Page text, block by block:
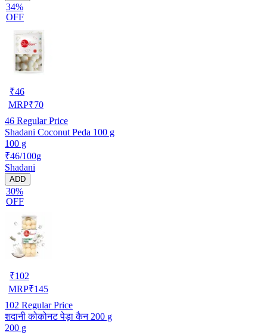
34%
OFF
₹46
MRP₹70
46 Regular Price
Shadani Coconut Peda 100 g
100 g
₹46/100g
Shadani
ADD
30%
OFF
₹102
MRP₹145
102 Regular Price
शदानी कोकोनट पेड़ा कैन 200 g
200 g